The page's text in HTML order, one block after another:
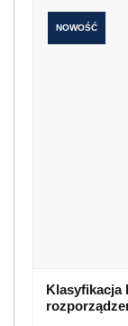
NOWOŚĆ
Klasyfikacja